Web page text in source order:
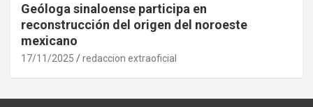
Geóloga sinaloense participa en
reconstrucción del origen del noroeste
mexicano
17/11/2025 redaccion extraoficial